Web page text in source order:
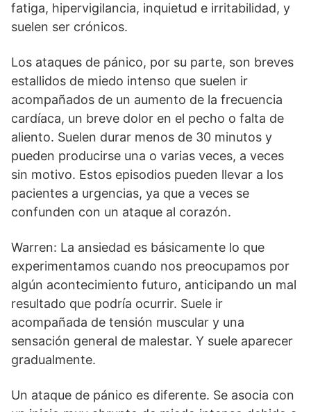
fatiga, hipervigilancia, inquietud e irritabilidad, y
suelen ser crónicos.
Los ataques de pánico, por su parte, son breves
estallidos de miedo intenso que suelen ir
acompañados de un aumento de la frecuencia
cardíaca, un breve dolor en el pecho o falta de
aliento. Suelen durar menos de 30 minutos y
pueden producirse una o varias veces, a veces
sin motivo. Estos episodios pueden llevar a los
pacientes a urgencias, ya que a veces se
confunden con un ataque al corazón.
Warren: La ansiedad es básicamente lo que
experimentamos cuando nos preocupamos por
algún acontecimiento futuro, anticipando un mal
resultado que podría ocurrir. Suele ir
acompañada de tensión muscular y una
sensación general de malestar. Y suele aparecer
gradualmente.
Un ataque de pánico es diferente. Se asocia con